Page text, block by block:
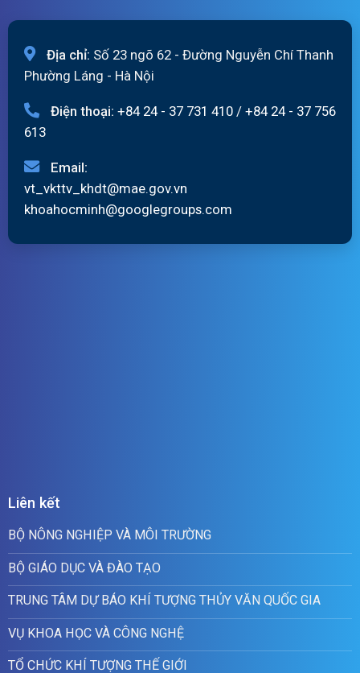
Địa chỉ: Số 23 ngõ 62 - Đường Nguyễn Chí Thanh
Phường Láng - Hà Nội
Điện thoại: +84 24 - 37 731 410 / +84 24 - 37 756
613
Email:
vt_vkttv_khdt@mae.gov.vn
khoahocminh@googlegroups.com
Liên kết
BỘ NÔNG NGHIỆP VÀ MÔI TRƯỜNG
BỘ GIÁO DỤC VÀ ĐÀO TẠO
TRUNG TÂM DỰ BÁO KHÍ TƯỢNG THỦY VĂN QUỐC GIA
VỤ KHOA HỌC VÀ CÔNG NGHỆ
TỔ CHỨC KHÍ TƯỢNG THẾ GIỚI